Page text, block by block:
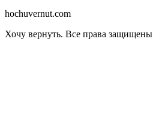
hochuvernut.com
Хочу вернуть. Все права защищены